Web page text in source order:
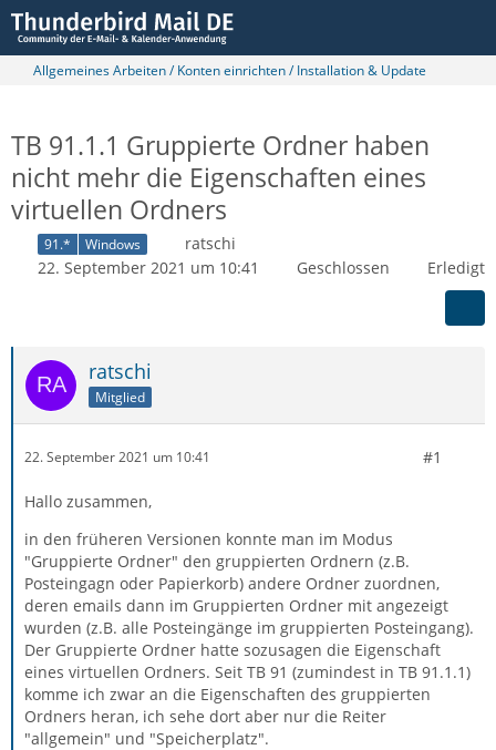
Allgemeines Arbeiten / Konten einrichten / Installation & Update
TB 91.1.1 Gruppierte Ordner haben
nicht mehr die Eigenschaften eines
virtuellen Ordners
91.* Windows
ratschi
22. September 2021 um 10:41
Geschlossen Erledigt
ratschi
Mitglied
22. September 2021 um 10:41 #1
Hallo zusammen,
in den früheren Versionen konnte man im Modus
"Gruppierte Ordner" den gruppierten Ordnern (z.B.
Posteingagn oder Papierkorb) andere Ordner zuordnen,
deren emails dann im Gruppierten Ordner mit angezeigt
wurden (z.B. alle Posteingänge im gruppierten Posteingang).
Der Gruppierte Ordner hatte sozusagen die Eigenschaft
eines virtuellen Ordners. Seit TB 91 (zumindest in TB 91.1.1)
komme ich zwar an die Eigenschaften des gruppierten
Ordners heran, ich sehe dort aber nur die Reiter
"allgemein" und "Speicherplatz".